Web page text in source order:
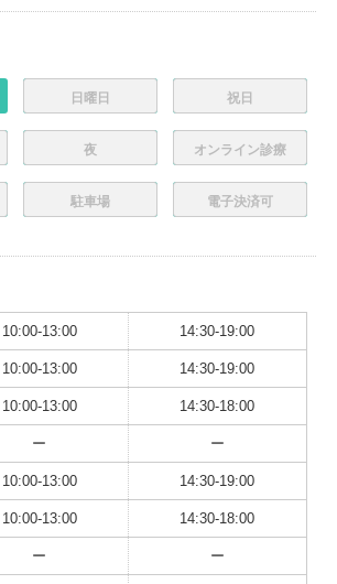
日曜日 祝日
夜 オンライン診療
駐車場 電子決済可
10:00-13:00 14:30-19:00
10:00-13:00 14:30-19:00
10:00-13:00 14:30-18:00
ー ー
10:00-13:00 14:30-19:00
10:00-13:00 14:30-18:00
ー ー